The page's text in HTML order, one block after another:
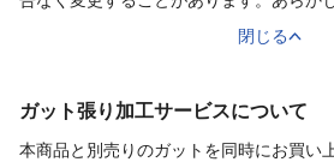
閉じる
ガット張り加工サービスについて
本商品と別売りのガット を同時にお買い